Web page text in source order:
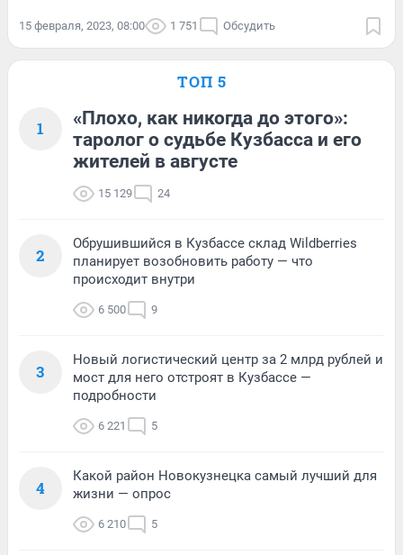
15 февраля, 2023, 08:00 1 751 Обсудить
ТОП 5
1
«Плохо, как никогда до этого»:
таролог о судьбе Кузбасса и его
жителей в августе
15 129 24
2
Обрушившийся в Кузбассе склад Wildberries
планирует возобновить работу — что
происходит внутри
6 500 9
3
Новый логистический центр за 2 млрд рублей и
мост для него отстроят в Кузбассе —
подробности
6 221 5
4
Какой район Новокузнецка самый лучший для
жизни — опрос
6 210 5